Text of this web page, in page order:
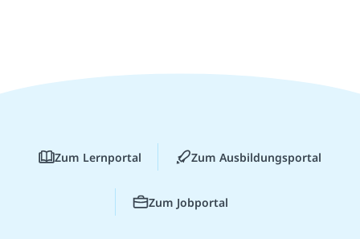
Zum Lernportal Zum Ausbildungsportal
Zum Jobportal